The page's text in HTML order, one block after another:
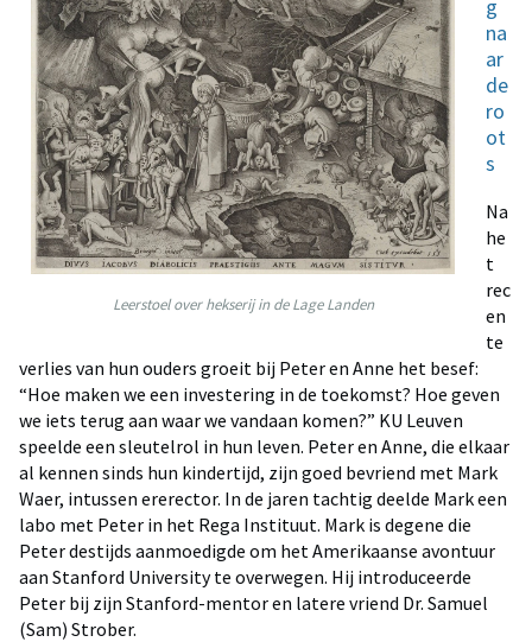
Leerstoel over hekserij in de Lage Landen
g
na
ar
de
ro
ot
s
Na
he
t
rec
en
te
verlies van hun ouders groeit bij Peter en Anne het besef:
“Hoe maken we een investering in de toekomst? Hoe geven
we iets terug aan waar we vandaan komen?” KU Leuven
speelde een sleutelrol in hun leven. Peter en Anne, die elkaar
al kennen sinds hun kindertijd, zijn goed bevriend met Mark
Waer, intussen ererector. In de jaren tachtig deelde Mark een
labo met Peter in het Rega Instituut. Mark is degene die
Peter destijds aanmoedigde om het Amerikaanse avontuur
aan Stanford University te overwegen. Hij introduceerde
Peter bij zijn Stanford-mentor en latere vriend Dr. Samuel
(Sam) Strober.